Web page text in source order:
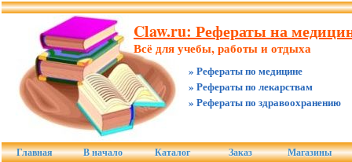
Claw.ru: Рефераты на
Всё для учебы, работы и отдыха
» Рефераты по медицине
» Рефераты по лекарствам
» Рефераты по здравоохранению
Главная В начало Каталог Заказ Магазины